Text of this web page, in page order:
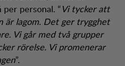
personal. “Vi tycker att
är lagom. Det ger trygghet
Vi går med två grupper
rörelse. Vi promenerar
”.